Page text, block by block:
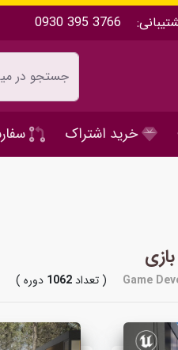
0930 395 3766
خرید اشتراک
Game ( تعداد1062 دوره )